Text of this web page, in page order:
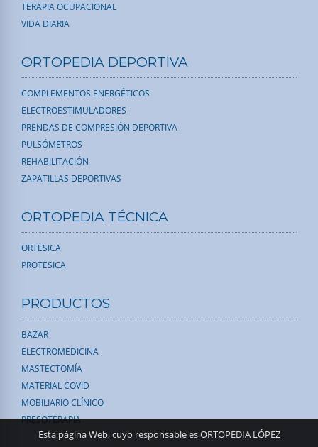
Esta página Web, cuyo responsable es ORTOPEDIA LÓPEZ
TERAPIA OCUPACIONAL
VIDA DIARIA
ORTOPEDIA DEPORTIVA
COMPLEMENTOS ENERGÉTICOS
ELECTROESTIMULADORES
PRENDAS DE COMPRESIÓN DEPORTIVA
PULSÓMETROS
REHABILITACIÓN
ZAPATILLAS DEPORTIVAS
ORTOPEDIA TÉCNICA
ORTÉSICA
PROTÉSICA
PRODUCTOS
BAZAR
ELECTROMEDICINA
MASTECTOMÍA
MATERIAL COVID
MOBILIARIO CLÍNICO
PRESOTERAPIA